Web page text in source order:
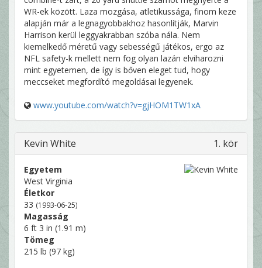
WR-ek között. Laza mozgása, atletikussága, finom keze
alapján már a legnagyobbakhoz hasonlítják, Marvin
Harrison kerül leggyakrabban szóba nála. Nem
kiemelkedő méretű vagy sebességű játékos, ergo az
NFL safety-k mellett nem fog olyan lazán elviharozni
mint egyetemen, de így is bőven eleget tud, hogy
meccseket megfordító megoldásai legyenek.
www.youtube.com/watch?v=gjHOM1TW1xA
Kevin White 1. kör
Egyetem
West Virginia
Életkor
33 (1993-06-25)
Magasság
6 ft 3 in (1.91 m)
Tömeg
215 lb (97 kg)